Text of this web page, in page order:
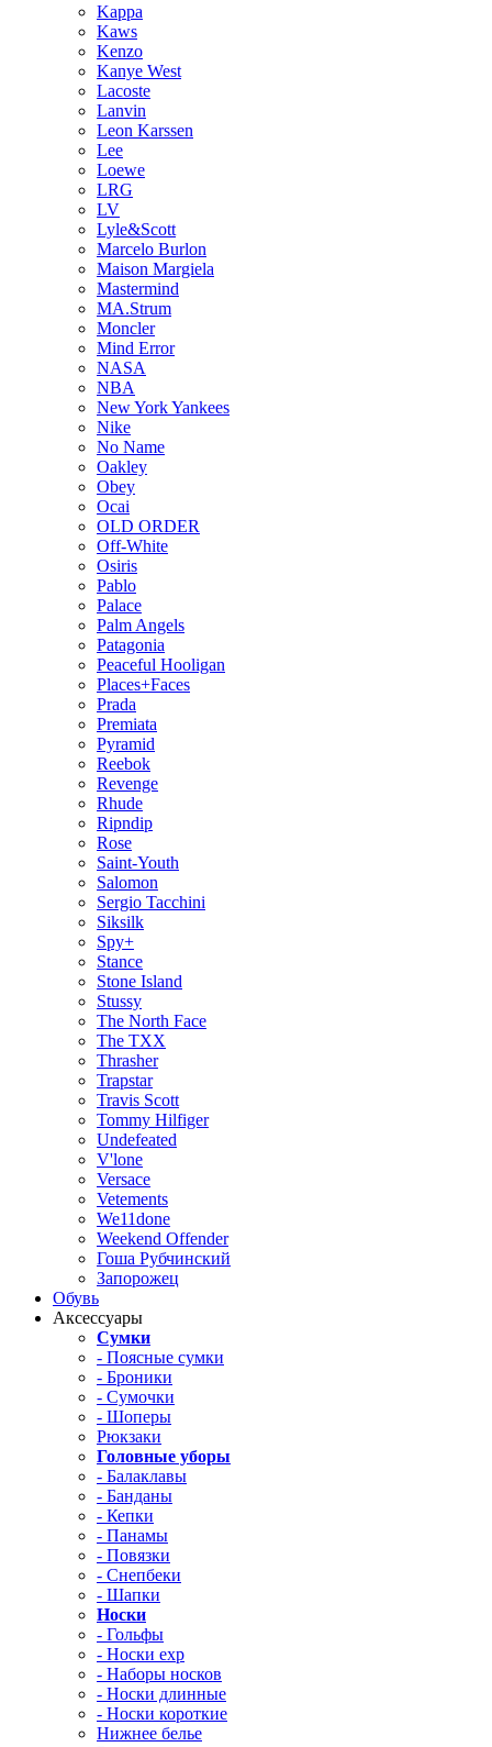
Kappa
Kaws
Kenzo
Kanye West
Lacoste
Lanvin
Leon Karssen
Lee
Loewe
LRG
LV
Lyle&Scott
Marcelo Burlon
Maison Margiela
Mastermind
MA.Strum
Moncler
Mind Error
NASA
NBA
New York Yankees
Nike
No Name
Oakley
Obey
Ocai
OLD ORDER
Off-White
Osiris
Pablo
Palace
Palm Angels
Patagonia
Peaceful Hooligan
Places+Faces
Prada
Premiata
Pyramid
Reebok
Revenge
Rhude
Ripndip
Rose
Saint-Youth
Salomon
Sergio Tacchini
Siksilk
Spy+
Stance
Stone Island
Stussy
The North Face
The TXX
Thrasher
Trapstar
Travis Scott
Tommy Hilfiger
Undefeated
V'lone
Versace
Vetements
We11done
Weekend Offender
Гоша Рубчинский
Запорожец
Обувь
Аксессуары
Сумки
- Поясные сумки
- Броники
- Сумочки
- Шоперы
Рюкзаки
Головные уборы
- Балаклавы
- Банданы
- Кепки
- Панамы
- Повязки
- Снепбеки
- Шапки
Носки
- Гольфы
- Носки exp
- Наборы носков
- Носки длинные
- Носки короткие
Нижнее белье